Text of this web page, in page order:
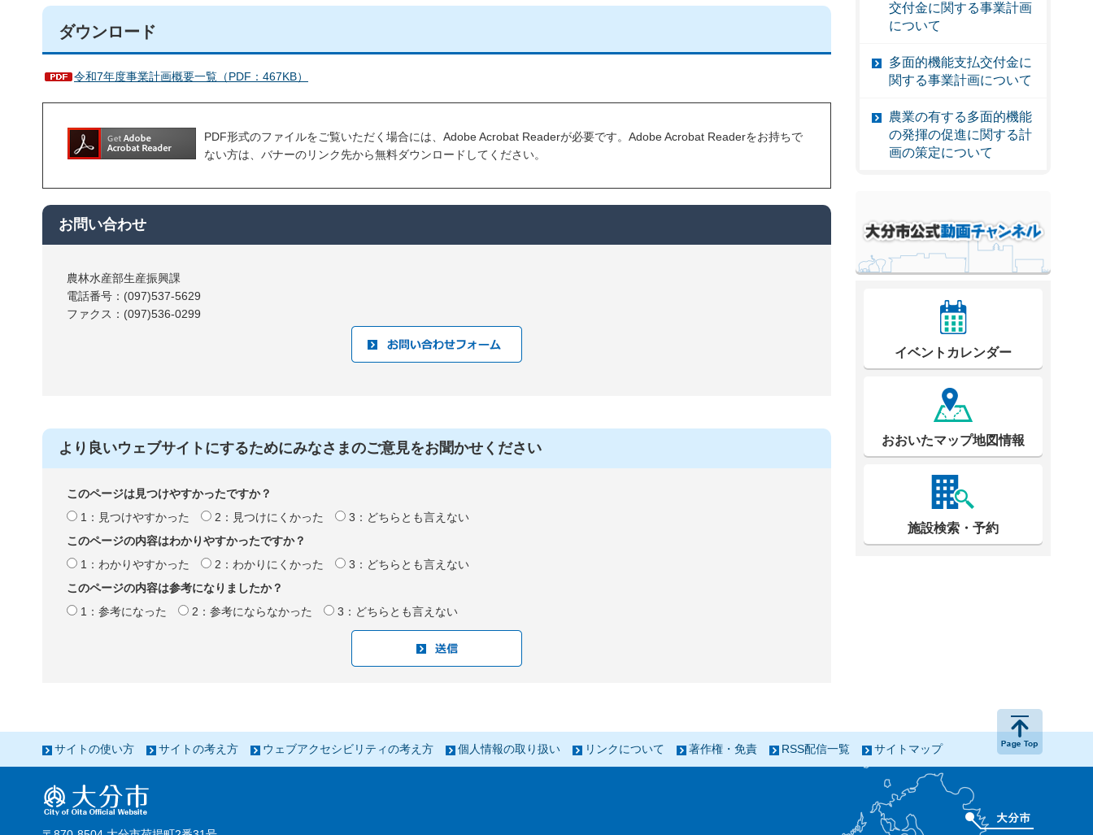
ダウンロード
令和7年度事業計画概要一覧（PDF：467KB）
PDF形式のファイルをご覧いただく場合には、Adobe Acrobat Readerが必要です。Adobe Acrobat Readerをお持ちで
ない方は、バナーのリンク先から無料ダウンロードしてください。
お問い合わせ
農林水産部生産振興課
電話番号：(097)537-5629
ファクス：(097)536-0299
より良いウェブサイトにするためにみなさまのご意見をお聞かせください
このページは見つけやすかったですか？
1：見つけやすかった
2：見つけにくかった
3：どちらとも言えない
このページの内容はわかりやすかったですか？
1：わかりやすかった
2：わかりにくかった
3：どちらとも言えない
このページの内容は参考になりましたか？
1：参考になった
2：参考にならなかった 3：どちらとも言えない
交付金に関する事業計画
について
多面的機能支払交付金に
関する事業計画について
農業の有する多面的機能
の発揮の促進に関する計
画の策定について
イベントカレンダー
おおいたマップ地図情報
施設検索・予約
サイトの使い方 サイトの考え方 ウェブアクセシビリティの考え方 個人情報の取り扱い リンクについて 著作権・免責 RSS配信一覧 サイトマップ